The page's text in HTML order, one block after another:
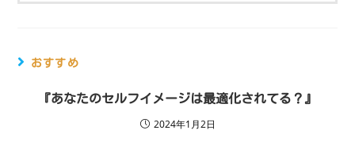
おすすめ
『あなたのセルフイメージは最適化されてる？』
2024年1月2日